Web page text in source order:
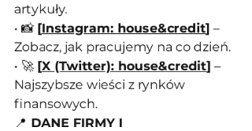
artykuły.
• 📸 [Instagram: house&credit] –
Zobacz, jak pracujemy na co dzień.
• 🚀 [X (Twitter): house&credit] –
Najszybsze wieści z rynków
finansowych.
📍 DANE FIRMY I